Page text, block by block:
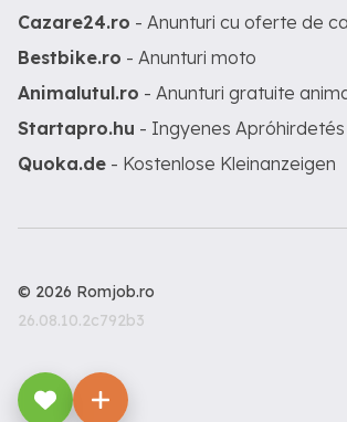
Cazare24.ro - Anunturi cu oferte de
Bestbike.ro - Anunturi moto
Animalutul.ro - Anunturi gratuite
Startapro.hu - Ingyenes Apróhirdetés
Quoka.de - Kostenlose Kleinanzeigen
© 2026 Romjob.ro
26.08.10.2c792b3